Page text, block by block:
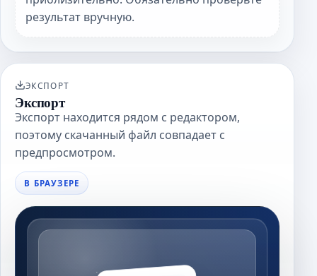
результат вручную.
ЭКСПОРТ
Экспорт
Экспорт находится рядом с редактором,
поэтому скачанный файл совпадает с
предпросмотром.
В БРАУЗЕРЕ